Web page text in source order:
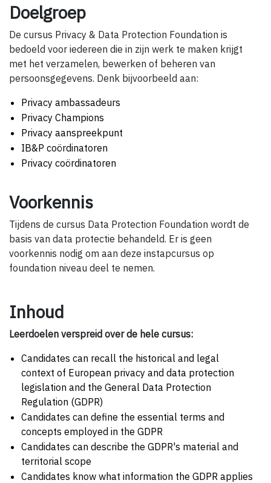
Doelgroep
De cursus Privacy & Data Protection Foundation is
bedoeld voor iedereen die in zijn werk te maken krijgt
met het verzamelen, bewerken of beheren van
persoonsgegevens. Denk bijvoorbeeld aan:
Privacy ambassadeurs
Privacy Champions
Privacy aanspreekpunt
IB&P coördinatoren
Privacy coördinatoren
Voorkennis
Tijdens de cursus Data Protection Foundation wordt de
basis van data protectie behandeld. Er is geen
voorkennis nodig om aan deze instapcursus op
foundation niveau deel te nemen.
Inhoud
Leerdoelen verspreid over de hele cursus:
Candidates can recall the historical and legal
context of European privacy and data protection
legislation and the General Data Protection
Regulation (GDPR)
Candidates can define the essential terms and
concepts employed in the GDPR
Candidates can describe the GDPR's material and
territorial scope
Candidates know what information the GDPR applies